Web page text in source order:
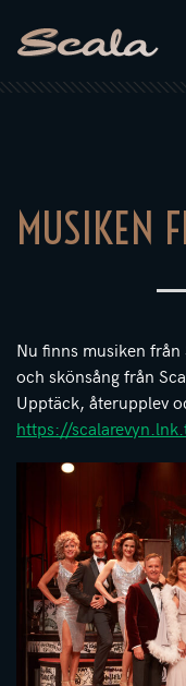
MUSIKEN
Nu finns musiken från
och skönsång från
Upptäck, återupplev
https://